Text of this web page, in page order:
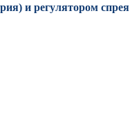
и регулятором спрея